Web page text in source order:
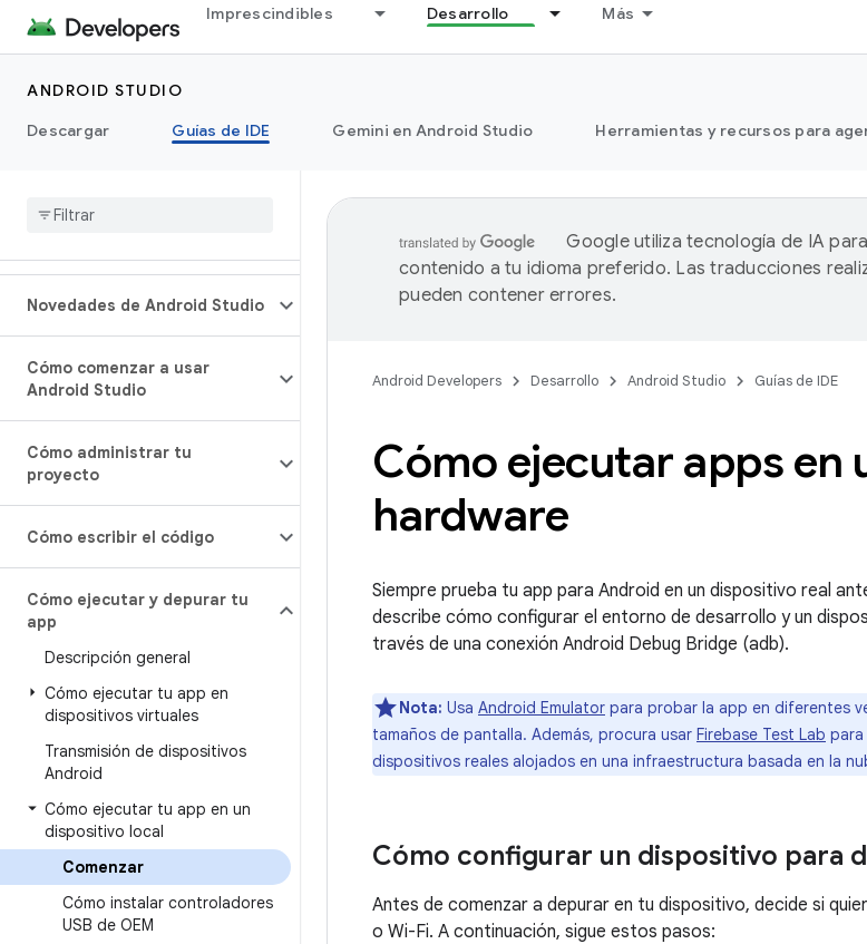
Imprescindibles Desarrollo Más
ANDROID STUDIO
Descargar
Guías de IDE Gemini en Android Studio Herramientas y recursos para
Novedades de Android Studio
Cómo comenzar a usar
Android Studio
Cómo administrar tu
proyecto
Cómo escribir el código
Cómo ejecutar y depurar tu
app
Descripción general
Cómo ejecutar tu app en
dispositivos virtuales
Transmisión de dispositivos
Android
Cómo ejecutar tu app en un
dispositivo local
Comenzar
Cómo instalar controladores
USB de OEM
Google utiliza tecnología de IA
contenido a tu idioma preferido. Las traducciones
pueden contener errores.
Android Developers Desarrollo Android Studio Guías de IDE
Cómo ejecutar apps en
hardware
Siempre prueba tu app para Android en un dispositivo real
describe cómo configurar el entorno de desarrollo y un
través de una conexión Android Debug Bridge (adb).
Nota: Usa Android Emulator para probar la app en diferentes
tamaños de pantalla. Además, procura usar Firebase Test Lab para
dispositivos reales alojados en una infraestructura basada en la
Cómo configurar un dispositivo para
Antes de comenzar a depurar en tu dispositivo, decide si
o Wi-Fi. A continuación, sigue estos pasos: